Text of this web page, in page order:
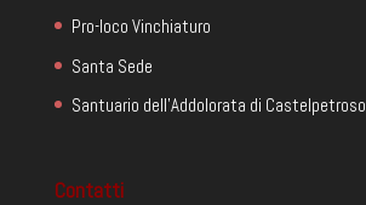
Pro-loco Vinchiaturo
Santa Sede
Santuario dell'Addolorata di Castelpetroso
Contatti